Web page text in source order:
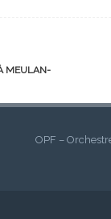
MEULAN-
OPF –